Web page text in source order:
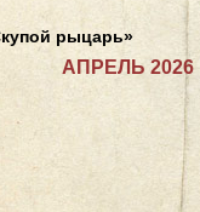
рыцарь»
АПРЕЛЬ 2026